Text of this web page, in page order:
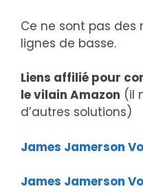
Ce ne sont pas des
lignes de basse.
Liens affilié pour
le vilain Amazon (il
d’autres solutions)
James Jamerson
James Jamerson